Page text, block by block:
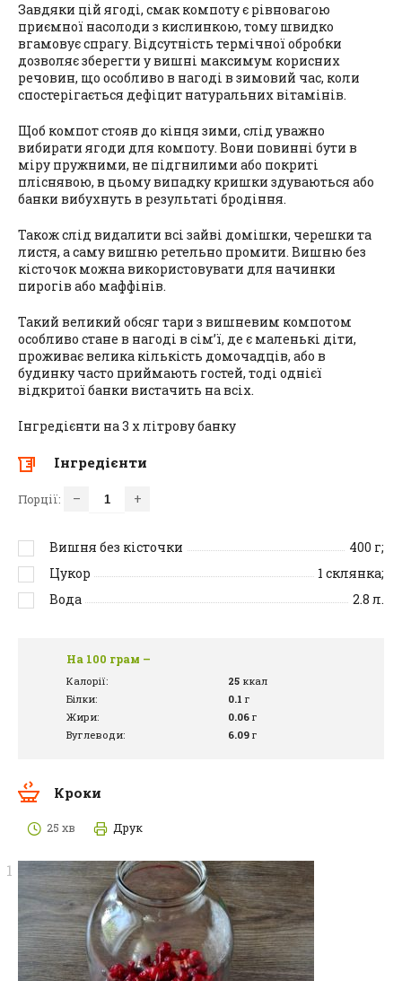
Завдяки цій ягоді, смак компоту є рівновагою
приємної насолоди з кислинкою, тому швидко
вгамовує спрагу. Відсутність термічної обробки
дозволяє зберегти у вишні максимум корисних
речовин, що особливо в нагоді в зимовий час, коли
спостерігається дефіцит натуральних вітамінів.
Щоб компот стояв до кінця зими, слід уважно
вибирати ягоди для компоту. Вони повинні бути в
міру пружними, не підгнилими або покриті
пліснявою, в цьому випадку кришки здуваються або
банки вибухнуть в результаті бродіння.
Також слід видалити всі зайві домішки, черешки та
листя, а саму вишню ретельно промити. Вишню без
кісточок можна використовувати для начинки
пирогів або маффінів.
Такий великий обсяг тари з вишневим компотом
особливо стане в нагоді в сім’ї, де є маленькі діти,
проживає велика кількість домочадців, або в
будинку часто приймають гостей, тоді однієї
відкритої банки вистачить на всіх.
Інгредієнти на 3 х літрову банку
Інгредієнти
Порції: – +
Вишня без кісточки 400 г;
Цукор
1 склянка;
Вода
2.8 л.
На 100 грам –
Калорії: 25 ккал
Білки:
0.1 г
Жири:
0.06 г
Вуглеводи:
6.09 г
Кроки
25 хв Друк